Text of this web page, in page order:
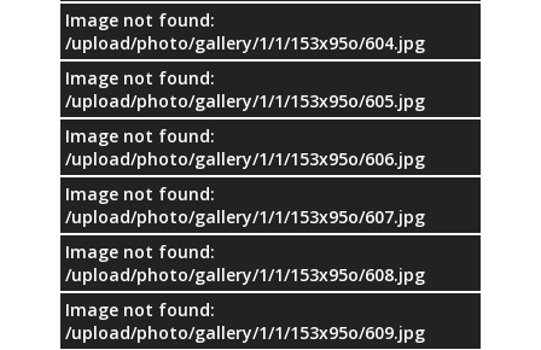
Image not found:
/upload/photo/gallery/1/1/153x95o/604.jpg
Image not found:
/upload/photo/gallery/1/1/153x95o/605.jpg
Image not found:
/upload/photo/gallery/1/1/153x95o/606.jpg
Image not found:
/upload/photo/gallery/1/1/153x95o/607.jpg
Image not found:
/upload/photo/gallery/1/1/153x95o/608.jpg
Image not found:
/upload/photo/gallery/1/1/153x95o/609.jpg